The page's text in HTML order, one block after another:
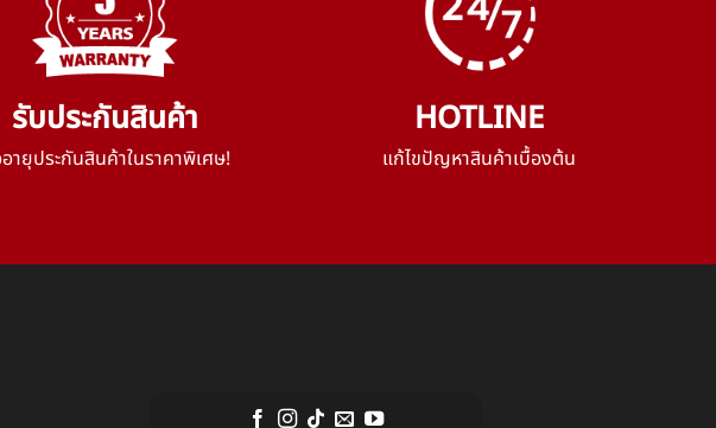
รับประกันสินค้า
ายุประกันสินค้าในราคาพิเศษ!
HOTLINE
แก้ไขปัญหาสินค้าเบื้องต้น